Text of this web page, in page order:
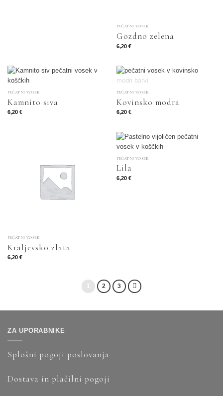
PEČATNI VOSEK
Gozdno zelena
6,20 €
PEČATNI VOSEK
Kamnito siva
6,20 €
PEČATNI VOSEK
Kovinsko modra
6,20 €
PEČATNI VOSEK
Kraljevsko zlata
6,20 €
PEČATNI VOSEK
Lila
6,20 €
1 2 3
ZA UPORABNIKE
Splošni pogoji poslovanja
Dostava in plačilni pogoji